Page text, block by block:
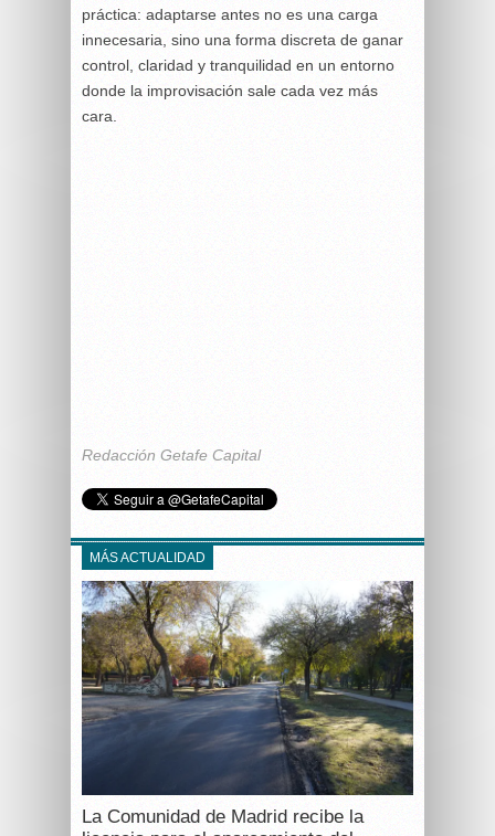
práctica: adaptarse antes no es una carga
innecesaria, sino una forma discreta de ganar
control, claridad y tranquilidad en un entorno
donde la improvisación sale cada vez más
cara.
Redacción Getafe Capital
MÁS ACTUALIDAD
La Comunidad de Madrid recibe la